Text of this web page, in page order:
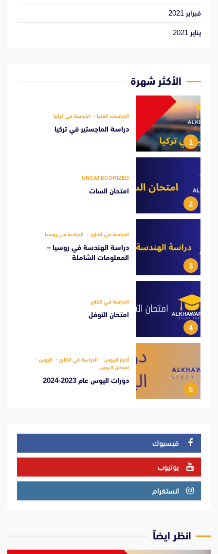
فبراير 2021
يناير 2021
الأكثر شهرة
1
الدراسات العليا الدراسة في تركيا
دراسة الماجستير في تركيا
2
UNCATEGORIZED
امتحان السات
3
الدراسة في الخارج الدراسة في روسيا
دراسة الهندسة في روسيا –
المعلومات الشاملة
4
الدراسة في الخارج
امتحان التوفل
5
أخبار اليوس الدراسة في الخارج
اليوس
امتحان اليوس
دورات اليوس عام 2023-2024
فيسبوك
يوتيوب
انستغرام
انظر ايضاً